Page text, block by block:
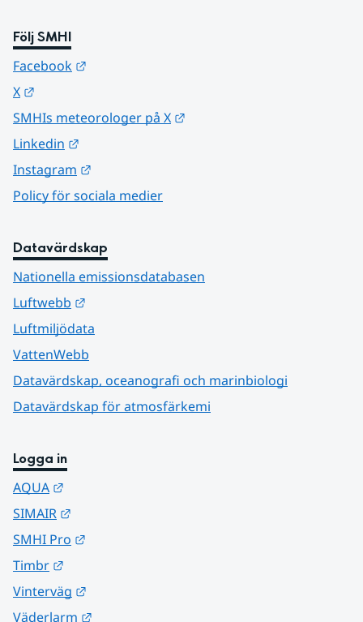
Följ SMHI
Facebook
X
SMHIs meteorologer på X
Linkedin
Instagram
Policy för sociala medier
Datavärdskap
Nationella emissionsdatabasen
Luftwebb
Luftmiljödata
VattenWebb
Datavärdskap, oceanografi och marinbiologi
Datavärdskap för atmosfärkemi
Logga in
AQUA
SIMAIR
SMHI Pro
Timbr
Vinterväg
Väderlarm